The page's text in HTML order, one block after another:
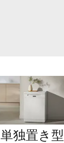
単独置き型